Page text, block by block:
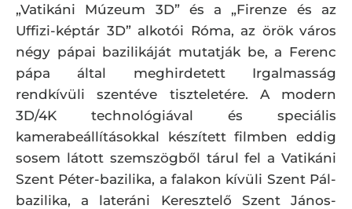
„Vatikáni Múzeum 3D” és a „Firenze és az
Uffizi-képtár 3D” alkotói Róma, az örök város
négy pápai bazilikáját mutatják be, a Ferenc
pápa által meghirdetett Irgalmasság
rendkívüli szentéve tiszteletére. A modern
3D/4K technológiával és speciális
kamerabeállításokkal készített filmben eddig
sosem látott szemszögből tárul fel a Vatikáni
Szent Péter-bazilika, a falakon kívüli Szent Pál-
bazilika, a lateráni Keresztelő Szent János-